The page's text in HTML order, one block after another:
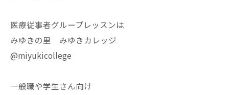
医療従事者グループレッスンは
みゆきの里 みゆきカレッジ
@miyukicollege
一般職や学生さん向け